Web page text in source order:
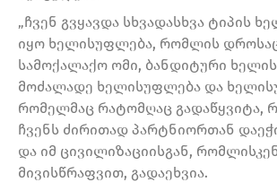
„ჩვენ გვყავდა სხვადასხვა ტიპის
იყო ხელისუფლება, რომლის
სამოქალაქო ომი, ბანდიტური
მოძალადე ხელისუფლება და
რომელმაც რატომღაც გადაწყვიტა,
ჩვენს ძირითად პარტნიორთან
და იმ ცივილიზაციისგან,
მივისწრაფვით, გადაეხვია.